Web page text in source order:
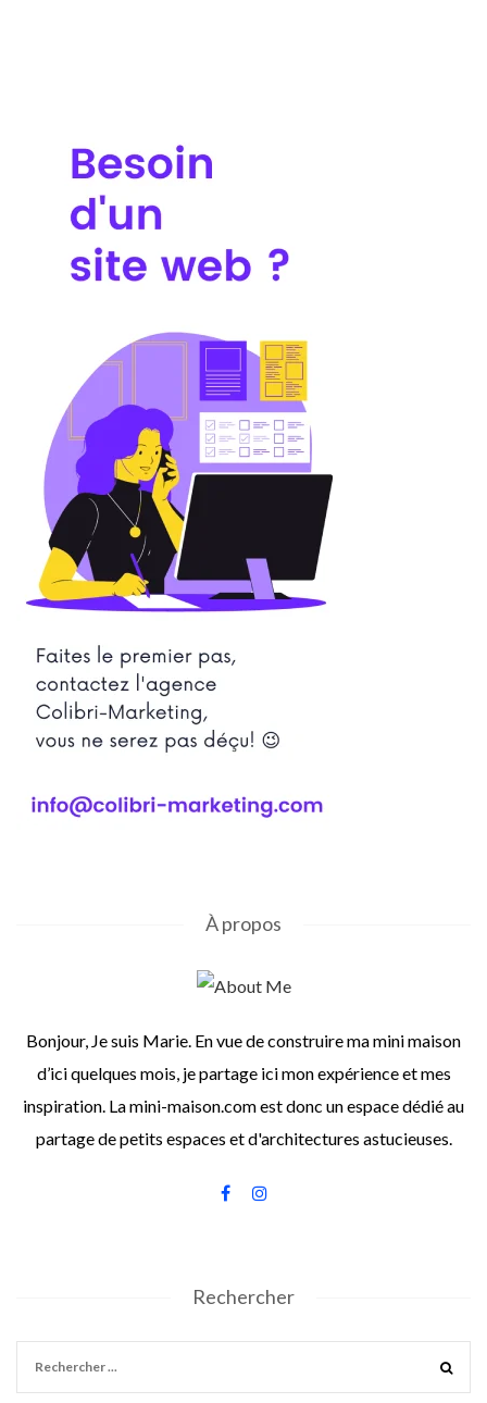
À propos
Bonjour, Je suis Marie. En vue de construire ma mini maison
d’ici quelques mois, je partage ici mon expérience et mes
inspiration. La mini-maison.com est donc un espace dédié au
partage de petits espaces et d'architectures astucieuses.
Rechercher